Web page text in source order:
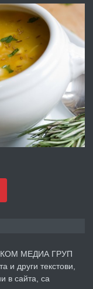
преди 2 години
НА
преди 2 години
до Кавала
преди 2 години
МЕДИА ГРУП
и други текстови,
в сайта, са